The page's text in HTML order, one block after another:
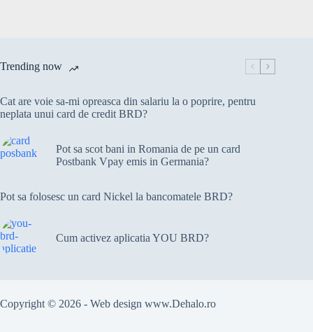
Trending now
Cat are voie sa-mi opreasca din salariu la o poprire, pentru
neplata unui card de credit BRD?
Pot sa scot bani in Romania de pe un card
Postbank Vpay emis in Germania?
Pot sa folosesc un card Nickel la bancomatele BRD?
Cum activez aplicatia YOU BRD?
Copyright © 2026 - Web design www.Dehalo.ro